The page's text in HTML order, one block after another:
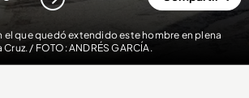
el que quedó extendido este hombre en plena
/ FOTO: ANDRÉS GARCÍA.